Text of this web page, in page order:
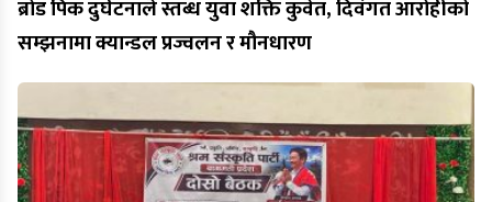
ब्रोड पिक दुर्घटनाले स्तब्ध युवा शक्ति कुवेत, दिवंगत आरोहीको
सम्झनामा क्यान्डल प्रज्वलन र मौनधारण